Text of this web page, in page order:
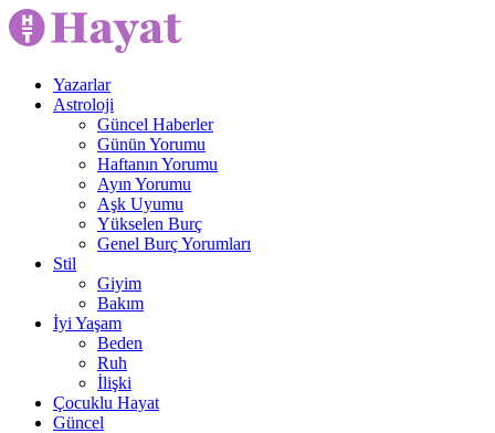
Yazarlar
Astroloji
Güncel Haberler
Günün Yorumu
Haftanın Yorumu
Ayın Yorumu
Aşk Uyumu
Yükselen Burç
Genel Burç Yorumları
Stil
Giyim
Bakım
İyi Yaşam
Beden
Ruh
İlişki
Çocuklu Hayat
Güncel